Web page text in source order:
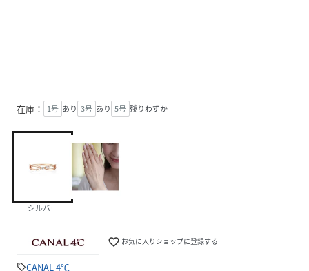
在庫： 1号 あり 3号 あり 5号 残りわずか
シルバー
favorite_border お気に入りショップに登録する
sellCANAL 4℃